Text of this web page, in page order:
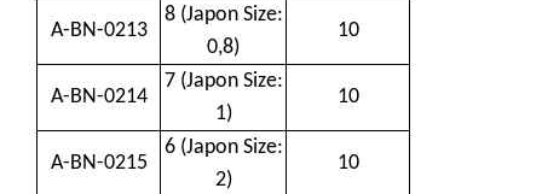
A-BN-0213
8 (Japon Size:
0,8)
10
A-BN-0214
7 (Japon Size:
1)
10
A-BN-0215
6 (Japon Size:
2)
10